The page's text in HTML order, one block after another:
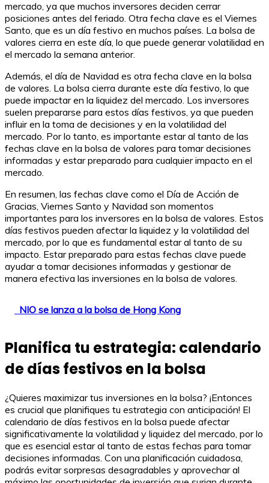
mercado, ya que muchos inversores deciden cerrar
posiciones antes del feriado. Otra fecha clave es el Viernes
Santo, que es un día festivo en muchos países. La bolsa de
valores cierra en este día, lo que puede generar volatilidad en
el mercado la semana anterior.
Además, el día de Navidad es otra fecha clave en la bolsa
de valores. La bolsa cierra durante este día festivo, lo que
puede impactar en la liquidez del mercado. Los inversores
suelen prepararse para estos días festivos, ya que pueden
influir en la toma de decisiones y en la volatilidad del
mercado. Por lo tanto, es importante estar al tanto de las
fechas clave en la bolsa de valores para tomar decisiones
informadas y estar preparado para cualquier impacto en el
mercado.
En resumen, las fechas clave como el Día de Acción de
Gracias, Viernes Santo y Navidad son momentos
importantes para los inversores en la bolsa de valores. Estos
días festivos pueden afectar la liquidez y la volatilidad del
mercado, por lo que es fundamental estar al tanto de su
impacto. Estar preparado para estas fechas clave puede
ayudar a tomar decisiones informadas y gestionar de
manera efectiva las inversiones en la bolsa de valores.
NIO se lanza a la bolsa de Hong Kong
Planifica tu estrategia: calendario
de días festivos en la bolsa
¿Quieres maximizar tus inversiones en la bolsa? ¡Entonces
es crucial que planifiques tu estrategia con anticipación! El
calendario de días festivos en la bolsa puede afectar
significativamente la volatilidad y liquidez del mercado, por lo
que es esencial estar al tanto de estas fechas para tomar
decisiones informadas. Con una planificación cuidadosa,
podrás evitar sorpresas desagradables y aprovechar al